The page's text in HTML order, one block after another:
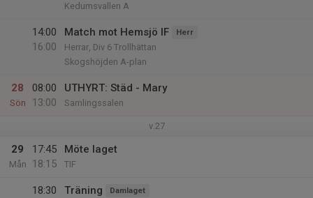
Kedumsvallen A
14:00
16:00
Match mot Hemsjö IF Herr
Herrar, Div 6 Trollhättan
Skogshöjden A-plan
28
Sön
08:00
13:00
UTHYRT: Städ - Mary
Samlingssalen
v.27
29
Mån
17:45
18:15
Möte laget
TIF
18:30
Träning Damlaget